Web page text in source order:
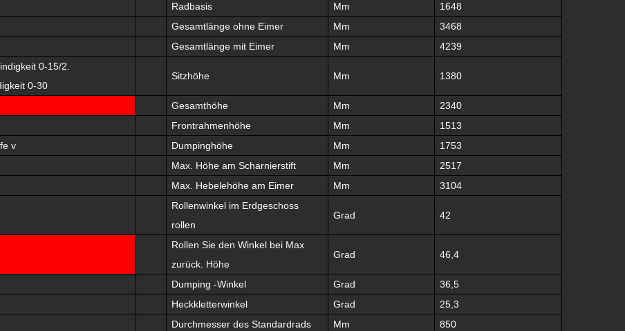
Radbasis Mm
1648
Gesamtlänge ohne Eimer Mm
3468
Gesamtlänge mit Eimer Mm 4239
0-15/2.
0-30
Sitzhöhe Mm 1380
Gesamthöhe Mm
2340
Frontrahmenhöhe Mm
1513
v Dumpinghöhe Mm
1753
Max. Höhe am Scharnierstift Mm
2517
Max. Hebelehöhe am Eimer Mm 3104
Rollenwinkel im Erdgeschoss
rollen
Grad 42
Rollen Sie den Winkel bei Max
zurück. Höhe
Grad 46,4
Dumping -Winkel Grad
36,5
Heckkletterwinkel Grad
25,3
Durchmesser des Standardrads Mm
850